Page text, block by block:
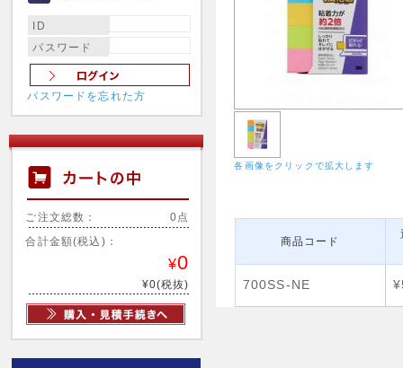
ID
パスワード
パスワードを忘れた方
ご注文総数： 0点
合計金額(税込)：
¥0
¥0(税抜)
各画像をクリックで拡大します
商品コード
700SS-NE